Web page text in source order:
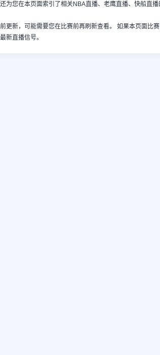
为您在本页面索引了相关NBA直播、老鹰直播、快船直
更新，可能需要您在比赛前再刷新查看。 如果本页面比
新直播信号。